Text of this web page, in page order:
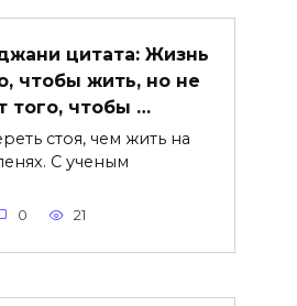
цитата: Жизнь
чтобы жить, но не
того, чтобы …
стоя, чем жить на
С ученым
0 21